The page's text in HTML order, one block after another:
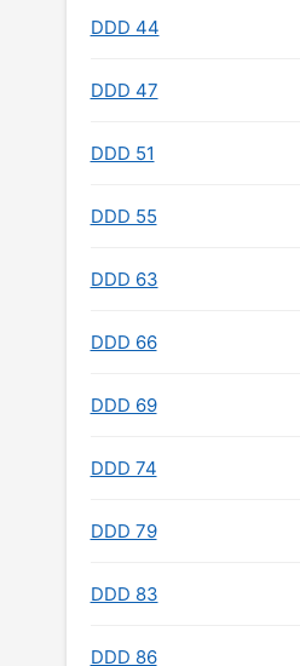
DDD 44
DDD 47
DDD 51
DDD 55
DDD 63
DDD 66
DDD 69
DDD 74
DDD 79
DDD 83
DDD 86